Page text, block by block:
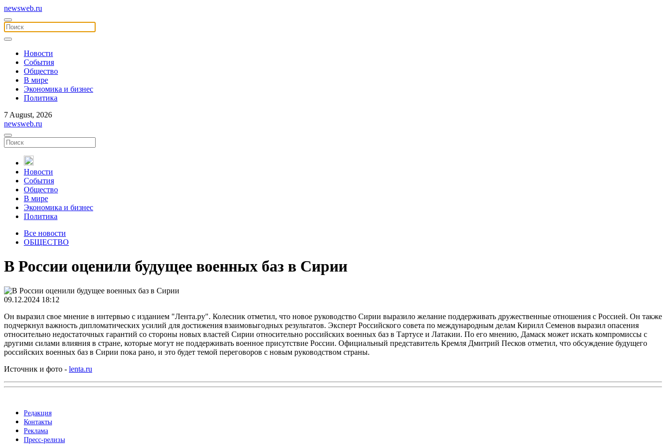
newsweb.ru
Новости
События
Общество
В мире
Экономика и бизнес
Политика
7 August, 2026
newsweb.ru
Новости
События
Общество
В мире
Экономика и бизнес
Политика
Все новости
ОБЩЕСТВО
В России оценили будущее военных баз в Сирии
09.12.2024 18:12
Он выразил свое мнение в интервью с изданием "Лента.ру". Колесник отметил, что новое руководство Сирии выразило желание поддерживать дружественные отношения с Россией. Он также
подчеркнул важность дипломатических усилий для достижения взаимовыгодных результатов. Эксперт Российского совета по международным делам Кирилл Семенов выразил опасения
относительно недостаточных гарантий со стороны новых властей Сирии относительно российских военных баз в Тартусе и Латакии. По его мнению, Дамаск может искать компромиссы с
другими силами влияния в стране, которые могут не поддерживать военное присутствие России. Официальный представитель Кремля Дмитрий Песков отметил, что обсуждение будущего
российских военных баз в Сирии пока рано, и это будет темой переговоров с новым руководством страны.
Источник и фото - lenta.ru
Редакция
Контакты
Реклама
Пресс-релизы